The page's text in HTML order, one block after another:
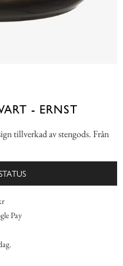
- ERNST
tillverkad av stengods. Från
Pay